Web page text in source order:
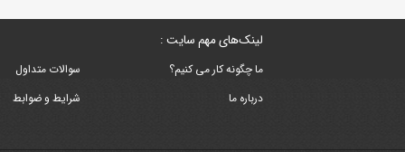
لینک‌های مهم سایت :
ما چگونه کار می کنیم؟
سوالات متداول
درباره ما
شرایط و ضوابط